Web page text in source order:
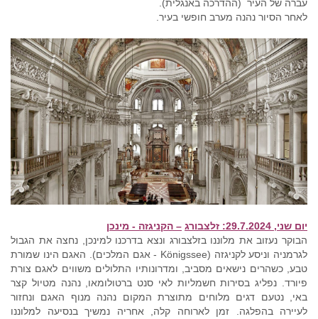
עברה של העיר (ההדרכה באנגלית).
לאחר הסיור נהנה מערב חופשי בעיר.
יום שני, 29.7.2024: זלצבורג – הקניגזה - מינכן
הבוקר נעזוב את מלוננו בזלצבורג ונצא בדרכנו למינכן, נחצה את הגבול
לגרמניה וניסע לקניגזה (Königssee - אגם המלכים). האגם הינו שמורת
טבע, כשהרים נישאים מסביב, ומדרונותיו התלולים משווים לאגם צורת
פיורד. נפליג בסירות חשמליות לאי סנט ברטולומאו, נהנה מטיול קצר
באי, נטעם דגים מלוחים מתוצרת המקום נהנה מנוף האגם ונחזור
לעיירה בהפלגה. זמן לארוחה קלה, אחריה נמשיך בנסיעה למלוננו